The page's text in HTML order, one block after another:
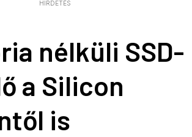
HIRDETÉS
nélküli SSD-
a Silicon
is